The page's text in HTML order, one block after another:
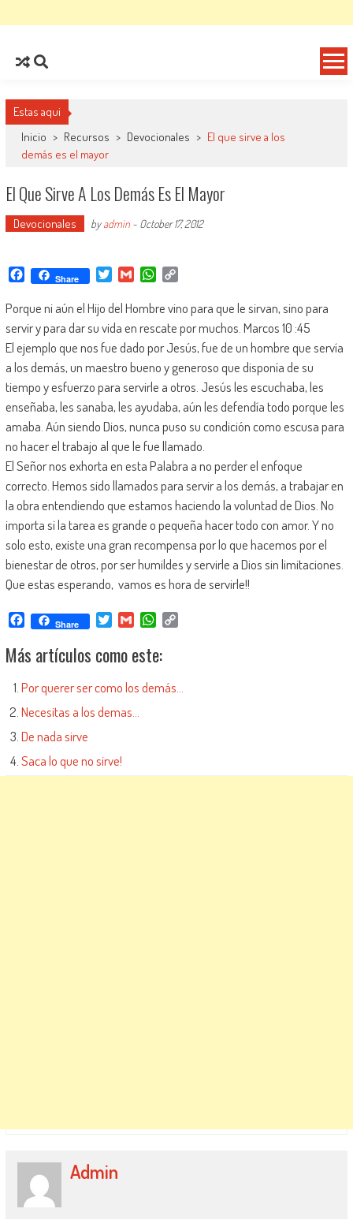
Estas aqui
Inicio > Recursos > Devocionales > El que sirve a los
demás es el mayor
El Que Sirve A Los Demás Es El Mayor
Devocionales byadmin- October 17, 2012
Facebook
Share TwitterGmail WhatsApp
Porque ni aún el Hijo del Hombre vino para que le sirvan, sino para
servir y para dar su vida en rescate por muchos. Marcos 10 :45
El ejemplo que nos fue dado por Jesús, fue de un hombre que servía
a los demás, un maestro bueno y generoso que disponía de su
tiempo y esfuerzo para servirle a otros. Jesús les escuchaba, les
enseñaba, les sanaba, les ayudaba, aún les defendía todo porque les
amaba. Aún siendo Dios, nunca puso su condición como escusa para
no hacer el trabajo al que le fue llamado.
El Señor nos exhorta en esta Palabra a no perder el enfoque
correcto. Hemos sido llamados para servir a los demás, a trabajar en
la obra entendiendo que estamos haciendo la voluntad de Dios. No
importa si la tarea es grande o pequeña hacer todo con amor. Y no
solo esto, existe una gran recompensa por lo que hacemos por el
bienestar de otros, por ser humildes y servirle a Dios sin limitaciones.
Que estas esperando, vamos es hora de servirle!!
Facebook
Share TwitterGmail WhatsApp
Más artículos como este:
Por querer ser como los demás…
Necesitas a los demas…
De nada sirve
Saca lo que no sirve!
Admin